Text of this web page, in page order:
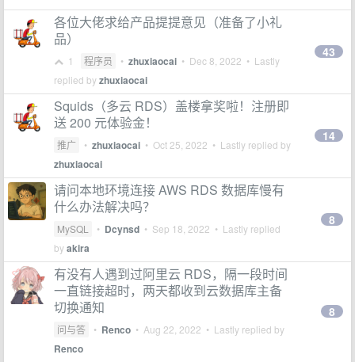
各位大佬求给产品提提意见（准备了小礼
品）
1 程序员 • zhuxiaocai • Dec 8, 2022 • Lastly
replied byzhuxiaocai
43
Squids（多云 RDS）盖楼拿奖啦！注册即
送 200 元体验金！
推广 • zhuxiaocai • Oct 25, 2022 • Lastly replied by
zhuxiaocai
14
请问本地环境连接 AWS RDS 数据库慢有
什么办法解决吗？
MySQL • Dcynsd • Sep 18, 2022 • Lastly replied
byakira
8
有没有人遇到过阿里云 RDS，隔一段时间
一直链接超时，两天都收到云数据库主备
切换通知
问与答 • Renco • Aug 22, 2022 • Lastly replied by
Renco
8